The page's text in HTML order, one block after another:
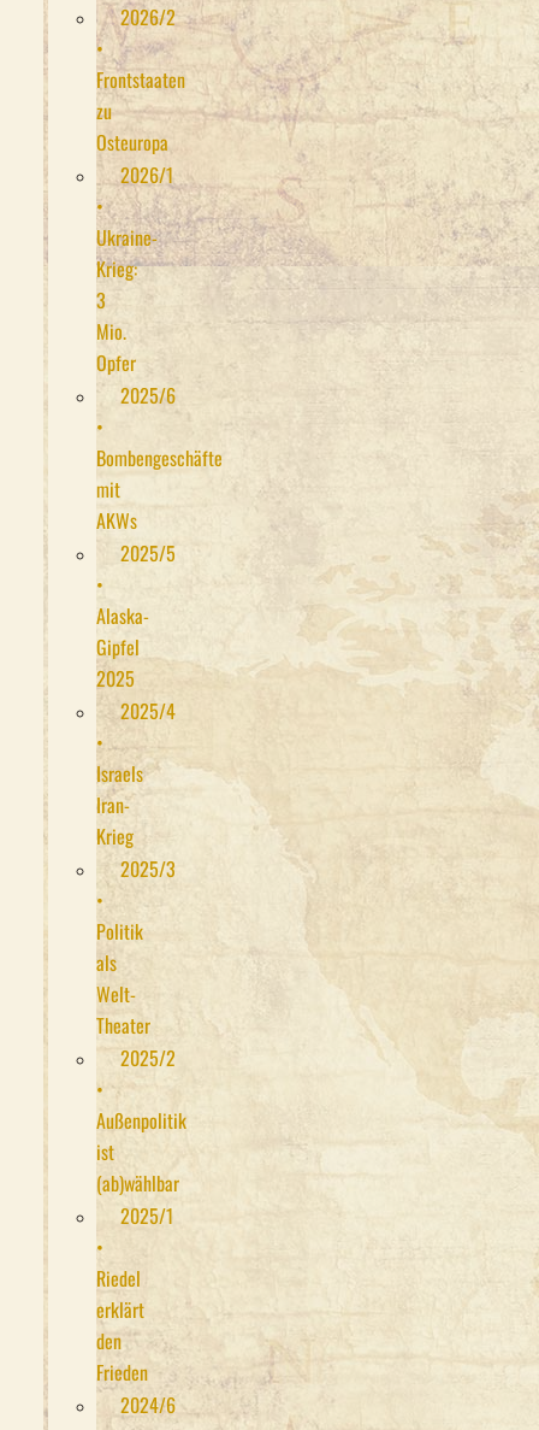
2026/2
•
Frontstaaten
zu
Osteuropa
2026/1
•
Ukraine-
Krieg:
3
Mio.
Opfer
2025/6
•
Bombengeschäfte
mit
AKWs
2025/5
•
Alaska-
Gipfel
2025
2025/4
•
Israels
Iran-
Krieg
2025/3
•
Politik
als
Welt-
Theater
2025/2
•
Außenpolitik
ist
(ab)wählbar
2025/1
•
Riedel
erklärt
den
Frieden
2024/6